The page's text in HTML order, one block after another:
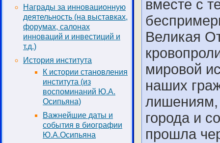
Награды за инновационную
деятельность (на выставках,
форумах, салонах
инноваций и инвестиций и
т.д.)
История института
К истории становления
института (из
воспоминаний Ю.А.
Осипьяна)
Важнейшие даты и
события в биографии
Ю.А.Осипьяна
вместе с
Великая
мировой
наших
лишениям,
города и
прошла